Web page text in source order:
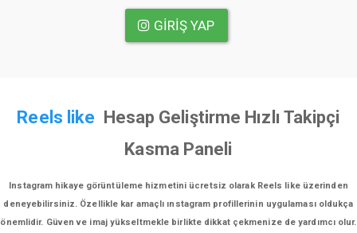
GIRIŞ YAP
Reels like Hesap Geliştirme Hızlı Takipçi
Kasma Paneli
Instagram hikaye görüntüleme hizmetini ücretsiz olarak Reels like üzerinden
deneyebilirsiniz. Özellikle kar amaçlı ınstagram profillerinin uygulaması oldukça
önemlidir. Güven ve imaj yükseltmekle birlikte dikkat çekmenize de yardımcı olur.